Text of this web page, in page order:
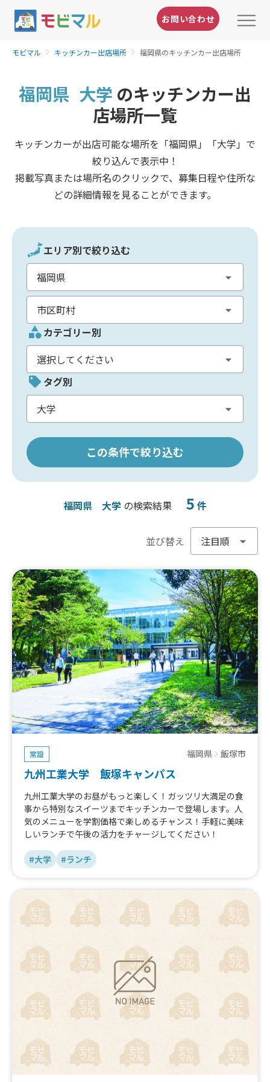
お問い合わせ
モビマル キッチンカー出店場所 福岡県のキッチンカー出店場所
福岡県 大学 のキッチンカー出
店場所一覧
キッチンカーが出店可能な場所を「福岡県」「大学」で
絞り込んで表示中！
掲載写真または場所名のクリックで、募集日程や住所な
どの詳細情報を見ることができます。
エリア別で絞り込む
カテゴリー別
タグ別
この条件で絞り込む
福岡県 大学 の検索結果 5 件
並び替え
常設 福岡県 飯塚市
九州工業大学 飯塚キャンパス
九州工業大学のお昼がもっと楽しく！ガッツリ大満足の食
事から特別なスイーツまでキッチンカーで登場します。人
気のメニューを学割価格で楽しめるチャンス！手軽に美味
しいランチで午後の活力をチャージしてください！
#大学 #ランチ